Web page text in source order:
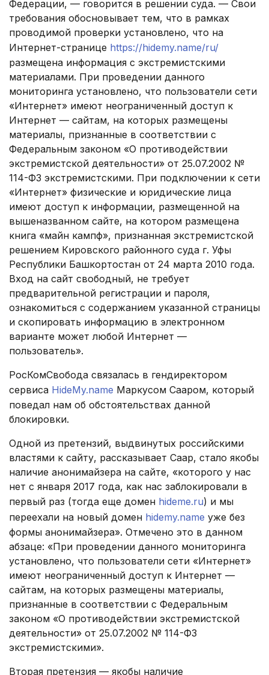
Федерации, — говорится в решении суда. — Свои
требования обосновывает тем, что в рамках
проводимой проверки установлено, что на
Интернет-странице https://hidemy.name/ru/
размещена информация с экстремистскими
материалами. При проведении данного
мониторинга установлено, что пользователи сети
«Интернет» имеют неограниченный доступ к
Интернет — сайтам, на которых размещены
материалы, признанные в соответствии с
Федеральным законом «О противодействии
экстремистской деятельности» от 25.07.2002 №
114-ФЗ экстремистскими. При подключении к сети
«Интернет» физические и юридические лица
имеют доступ к информации, размещенной на
вышеназванном сайте, на котором размещена
книга «майн кампф», признанная экстремистской
решением Кировского районного суда г. Уфы
Республики Башкортостан от 24 марта 2010 года.
Вход на сайт свободный, не требует
предварительной регистрации и пароля,
ознакомиться с содержанием указанной страницы
и скопировать информацию в электронном
варианте может любой Интернет —
пользователь».
РосКомСвобода связалась в гендиректором
сервиса HideMy.name Маркусом Сааром, который
поведал нам об обстоятельствах данной
блокировки.
Одной из претензий, выдвинутых российскими
властями к сайту, рассказывает Саар, стало якобы
наличие анонимайзера на сайте, «которого у нас
нет с января 2017 года, как нас заблокировали в
первый раз (тогда еще домен hideme.ru) и мы
переехали на новый домен hidemy.name уже без
формы анонимайзера». Отмечено это в данном
абзаце: «При проведении данного мониторинга
установлено, что пользователи сети «Интернет»
имеют неограниченный доступ к Интернет —
сайтам, на которых размещены материалы,
признанные в соответствии с Федеральным
законом «О противодействии экстремистской
деятельности» от 25.07.2002 № 114-ФЗ
экстремистскими».
Вторая претензия — якобы наличие